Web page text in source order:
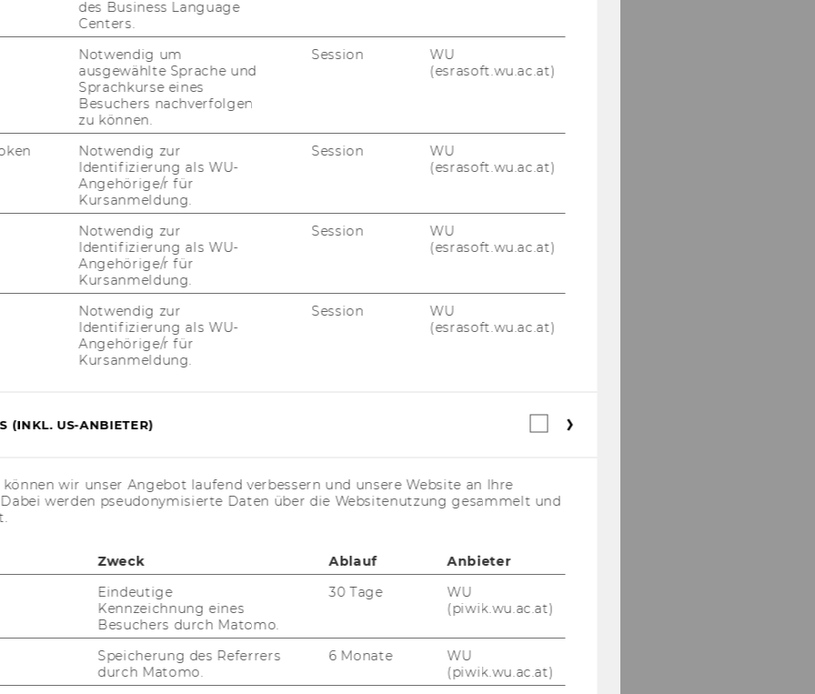
I (1258, PI)
II (1259, PI)
PI)
Sus­tain­able De­ve­lo­p­
2023
unten, um mehr über
und deren In­hal­te zu er­fah­ren.
II
(6202,
des Business Language
Centers.
Notwendig um
ausgewählte Sprache und
Sprachkurse eines
Besuchers nachverfolgen
zu können.
Session
WU
(esrasoft.wu.ac.at)
Notwendig zur
Identifizierung als WU-
Angehörige/r für
Kursanmeldung.
Session
WU
(esrasoft.wu.ac.at)
Notwendig zur
Identifizierung als WU-
Angehörige/r für
Kursanmeldung.
Session
WU
(esrasoft.wu.ac.at)
Notwendig zur
Identifizierung als WU-
Angehörige/r für
Kursanmeldung.
Session
WU
(esrasoft.wu.ac.at)
(INKL. US-ANBIETER)
Webstatistik
wir unser Angebot laufend verbessern und unsere Website an Ihre
werden pseudonymisierte Daten über die Websitenutzung gesammelt und
Zweck Ablauf
Anbieter
Eindeutige
Kennzeichnung eines
Besuchers durch Matomo.
30 Tage
WU
(piwik.wu.ac.at)
Speicherung des Referrers
durch Matomo.
6 Monate
WU
(piwik.wu.ac.at)